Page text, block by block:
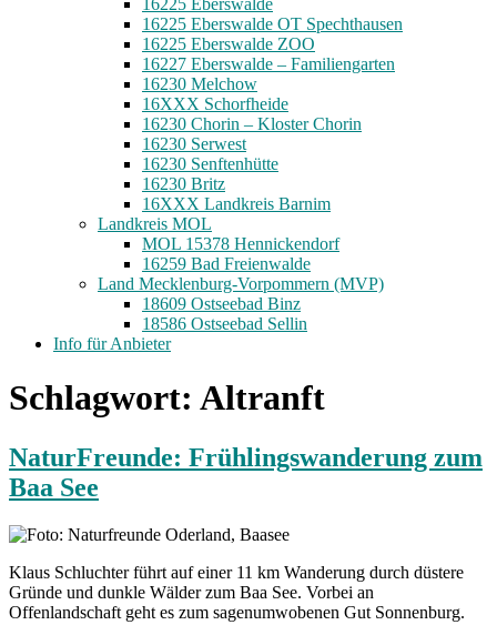
16225 Eberswalde OT Spechthausen
16225 Eberswalde ZOO
16227 Eberswalde – Familiengarten
16230 Melchow
16XXX Schorfheide
16230 Chorin – Kloster Chorin
16230 Serwest
16230 Senftenhütte
16230 Britz
16XXX Landkreis Barnim
Landkreis MOL
MOL 15378 Hennickendorf
16259 Bad Freienwalde
Land Mecklenburg-Vorpommern (MVP)
18609 Ostseebad Binz
18586 Ostseebad Sellin
Info für Anbieter
Schlagwort: Altranft
NaturFreunde: Frühlingswanderung zum
Baa See
Klaus Schluchter führt auf einer 11 km Wanderung durch düstere
Gründe und dunkle Wälder zum Baa See. Vorbei an
Offenlandschaft geht es zum sagenumwobenen Gut Sonnenburg.